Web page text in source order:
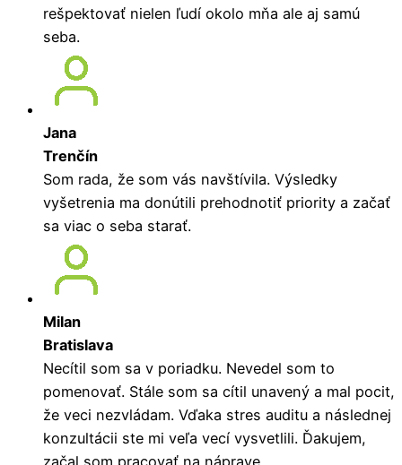
rešpektovať nielen ľudí okolo mňa ale aj samú
seba.
Jana
Trenčín
Som rada, že som vás navštívila. Výsledky
vyšetrenia ma donútili prehodnotiť priority a začať
sa viac o seba starať.
Milan
Bratislava
Necítil som sa v poriadku. Nevedel som to
pomenovať. Stále som sa cítil unavený a mal pocit,
že veci nezvládam. Vďaka stres auditu a následnej
konzultácii ste mi veľa vecí vysvetlili. Ďakujem,
začal som pracovať na náprave.